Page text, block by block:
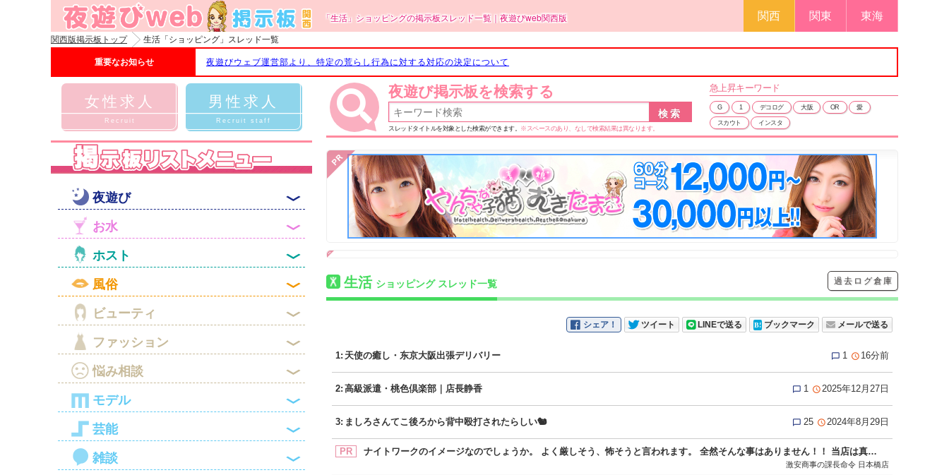
「生活」ショッピングの掲示板スレッド一覧｜夜遊びweb関西版 関西 関東 東海
関西版掲示板トップ 生活「ショッピング」スレッド一覧
重要なお知らせ 夜遊びウェブ運営部より、特定の荒らし行為に対する対応の決定について
夜遊び掲示板を検索する
スレッドタイトルを対象とした検索ができます。 ※スペースのあり、なしで検索結果は異なります。
急上昇キーワード
G 1 デコログ 大阪 OR 愛
スカウト インスタ
女性求人
Recruit
男性求人
Recruit staff
夜遊び 
お水 
ホスト 
風俗 
ビューティ 
ファッション 
悩み相談 
モデル 
芸能 
雑談 
生活 ショッピング スレッド一覧 過去ログ倉庫
シェア！ ツイート LINEで送る ブックマーク メールで送る
1: 天使の癒し・东京大阪出張デリバリー  1  16分前
2: 高級派遣・桃色倶楽部｜店長静香  1 2025年12月27日
3: ましろさんてこ後ろから背中殴打されたらしい🐿  25 2024年8月29日
PR ナイトワークのイメージなのでしょうか。 よく厳しそう、怖そうと言われます。 全然そんな事はありません！！ 当店は真面目で素直でモラルある方であればＯＫ！ 年齢や経験、容姿に学歴などは一切関係ありません。 一度面接にお越し頂ければイメージが変わると思います。 お気軽にお問い合わせください！ ☆当グループは違法な客引き、キャッチ行為、一切ありません。 応募資格 18歳（高校生不可）以上の男女 真面目で素直でモラルある方であればＯＫ。 年齢や経験、容姿に学歴などは一切関係ありません。 出戻りも歓迎してますよ！ 只今アルバイト・女性スタッフ積極採用中！！ ※暴力団関係者及びそれに準ずる方のご応募は、固くお断りさせて頂きます。 ご応募お待ちしております！！ ■応募方法 ・TEL：080-4392-0931 ・MAIL：sharaku_nihonbashi@icloud.com ・LINE ID：sharaku-nihonbashi ※求人担当者まで ■受付時間10：00～24：00 http://www.g-mensrecruit.com/(Ｇ＆Ｔグループ オフィシャル男子求人) 【店舗・受付スタッフ募集中！】
激安商事の課長命令 日本橋店